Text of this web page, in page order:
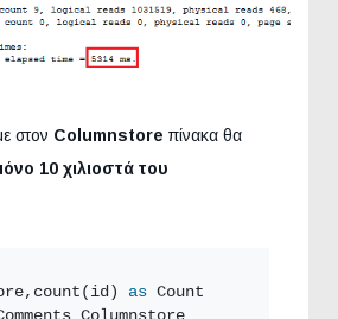
στον Columnstore πίνακα θα
10 χιλιοστά του
as Count